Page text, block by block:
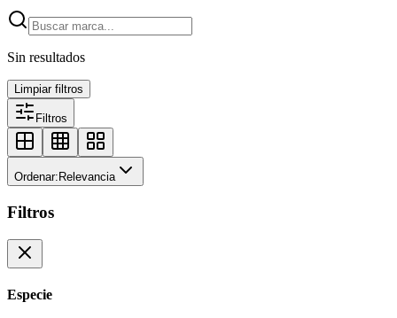
Sin resultados
Limpiar filtros
Filtros
Ordenar: Relevancia
Filtros
Especie